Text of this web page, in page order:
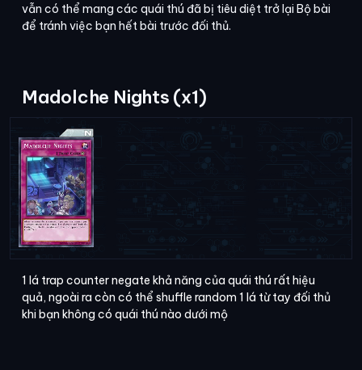
vẫn có thể mang các quái thú đã bị tiêu diệt trở lại Bộ bài
để tránh việc bạn hết bài trước đối thủ.
Madolche Nights (x1)
1 lá trap counter negate khả năng của quái thú rất hiệu
quả, ngoài ra còn có thể shuffle random 1 lá từ tay đối thủ
khi bạn không có quái thú nào dưới mộ